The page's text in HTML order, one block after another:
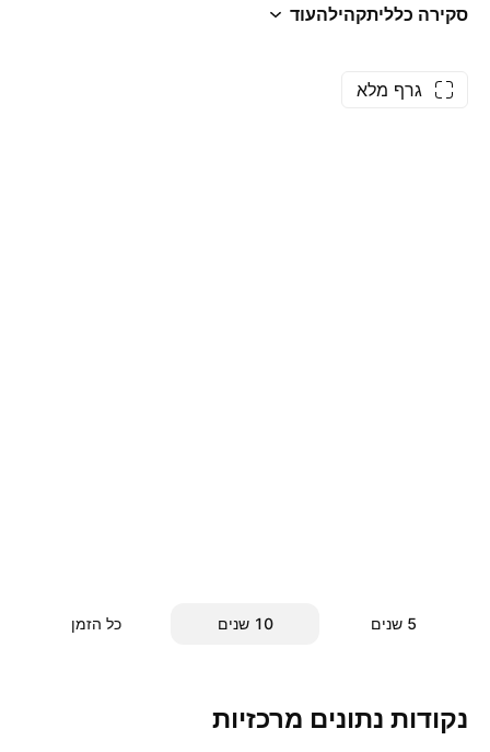
סקירה כלליתקהילהעוד
גרף מלא
‎5‎ שנים ‎10‎ שנים כל הזמן
נקודות נתונים מרכזיות